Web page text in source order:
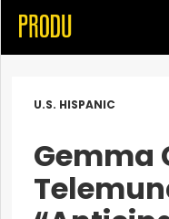
U.S. HISPANIC
Gemma